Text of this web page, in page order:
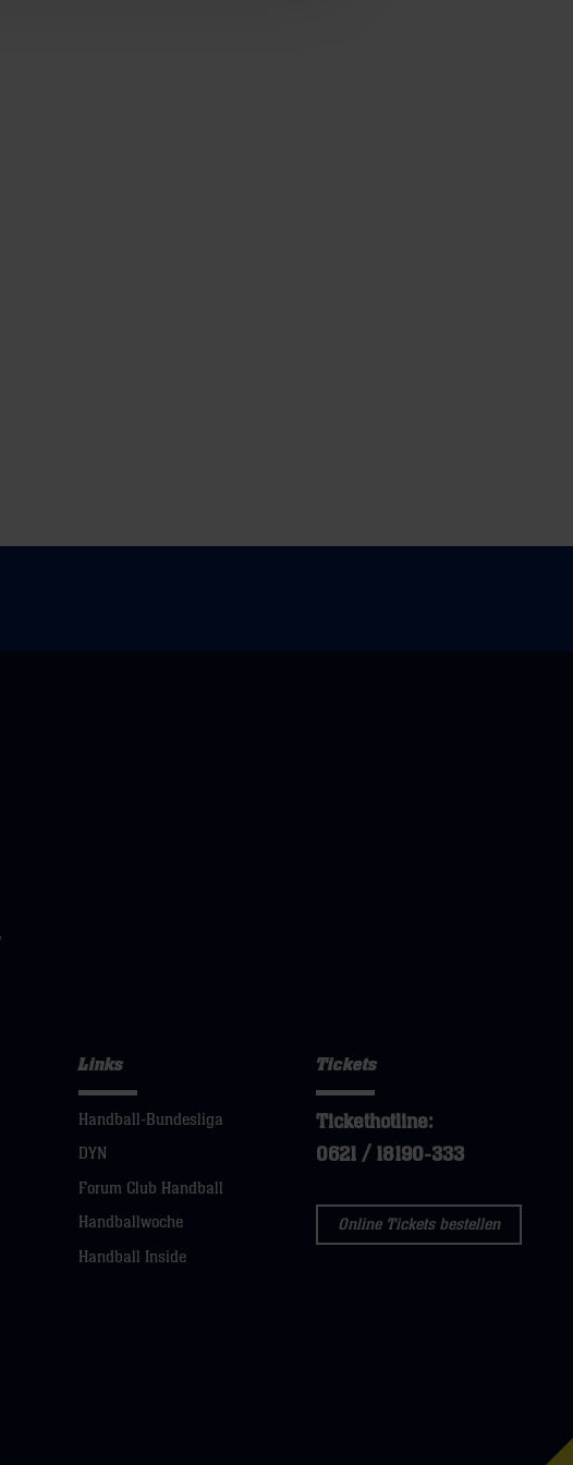
Links
Handball-Bundesliga
DYN
Forum Club Handball
Handballwoche
Handball Inside
Tickets
Tickethotline:
0621 / 18190-333
Online Tickets bestellen